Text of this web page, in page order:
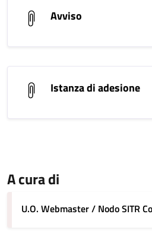
Avviso
Istanza di adesione
A cura di
U.O. Webmaster / Nodo SITR